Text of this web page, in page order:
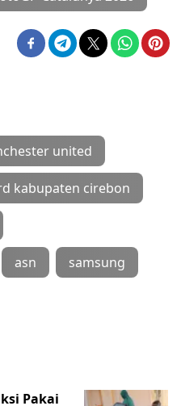
united
kabupaten cirebon
asn samsung
Pakai